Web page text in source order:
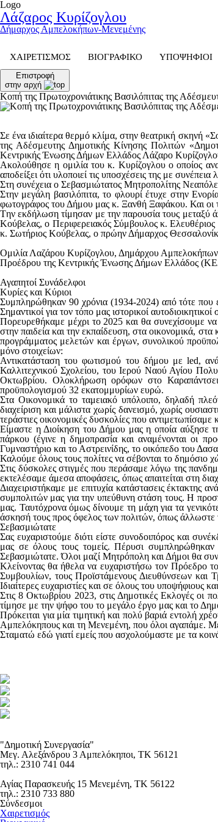
Logo
Λάζαρος Κυρίζογλου
Δήμαρχος Αμπελοκήπων-Μενεμένης
ΧΑΙΡΕΤΙΣΜΟΣ ΒΙΟΓΡΑΦΙΚΟ ΥΠΟΨΗΦΙΟΙ
Επιστροφή
στην αρχή
Κοπή της Πρωτοχρονιάτικης Βασιλόπιτας της
Σε ένα ιδιαίτερα θερμό κλίμα,στην θεατρική σκηνή
της Αδέσμευτης Δημοτικής Κίνησης Πολιτών
Κεντρικής Ένωσης Δήμων Ελλάδος Λάζαρο
Ακολούθησε η ομιλία του κ. Κυρίζογλου ο οποίος
αποδείξει ότι υλοποιεί τις υποσχέσεις της με
Στη συνέχεια ο Σεβασμιώτατος Μητροπολίτης
Στην μεγάλη βασιλόπιτα, το φλουρί έτυχε στην
φωτογράφος του Δήμου μας κ. Ξανθή Ξαφάκου. Και οι
Tην εκδήλωση τίμησαν με την παρουσία τους
Κούβελας, ο Περιφερειακός Σύμβουλος κ.
κ. Σωτήριος Κούβελας, ο πρώην Δήμαρχος
Ομιλία Λαζάρου Κυρίζογλου, Δημάρχου
Προέδρου της Κεντρικής Ένωσης Δήμων Ελλάδος
Αγαπητοί Συνάδελφοι
Κυρίες και Κύριοι
Συμπληρώθηκαν 90 χρόνια (1934-2024) από τότε που
Σημαντικοί για τον τόπο μας ιστορικοί
Πoρευρεθήκαμε μέχρι το 2025 και θα συνεχίσουμε
στην παιδεία και την εκπαίδευση, στα οικονομικά,
προγράμματος μελετών και έργων, συνολικού
μόνο στοιχείων:
Αντικατάσταση του φωτισμού του δήμου με led,
Καλλιτεχνικού Σχολείου, του Ιερού Ναού Αγίου
Οκτωβρίου. Ολοκλήρωση ορόφων στο
προϋπολογισμού 32 εκατομμυρίων ευρώ.
Στα Οικονομικά το ταμειακό υπόλοιπο, δηλαδή
διαχείριση και μάλιστα χωρίς δανεισμό, χωρίς
τεράστιες οικονομικές δυσκολίες που
Είμαστε η Διοίκηση του Δήμου μας η οποία αύξησε
πάρκου (έγινε η δημοπρασία και αναμένονται οι
Γυμναστήριο και το Αστρεινίδης, το οικόπεδο του
Καλούμε όλους τους πολίτες να σέβονται το δημόσιο
Στις δύσκολες στιγμές που περάσαμε λόγω της
εκτελέσαμε άμεσα αποφάσεις, όπως απαιτείται στη
Διαχειριστήκαμε με επιτυχία κατάστασεις έκτακτης
συμπολιτών μας για την υπεύθυνη στάση τους. Η
μας. Ταυτόχρονα όμως δίνουμε τη μάχη για τα
άσκησή τους προς όφελος των πολιτών, όπως άλλωστε
Σεβασμιώτατε
Σας ευχαριστούμε διότι είστε συνοδοιπόρος και
μας σε όλους τους τομείς. Πέρυσι
Σεβασμιώτατε. Όλοι μαζί Μητρόπολη και Δήμοι θα
Κλείνοντας θα ήθελα να ευχαριστήσω τον Πρόεδρο
Συμβουλίων, τους Προϊστάμενους Διευθύνσεων και
Ιδιαίτερες ευχαριστίες και σε όλους του υποψήφιους
Στις 8 Οκτωβρίου 2023, στις Δημοτικές Εκλογές οι
τίμησε με την ψήφο του το μεγάλο έργο μας και το
Πρόκειται για μία τιμητική και πολύ βαριά εντολή
Αμπελόκηπους και τη Μενεμένη, που όλοι αγαπάμε.
Σταματώ εδώ γιατί εμείς που ασχολούμαστε με τα
"Δημοτική Συνεργασία"
Μεγ. Αλεξάνδρου 3 Αμπελόκηποι, ΤΚ 56121
τηλ.: 2310 741 044
Αγίας Παρασκευής 15 Μενεμένη, ΤΚ 56122
τηλ.: 2310 733 880
Σύνδεσμοι
Χαιρετισμός